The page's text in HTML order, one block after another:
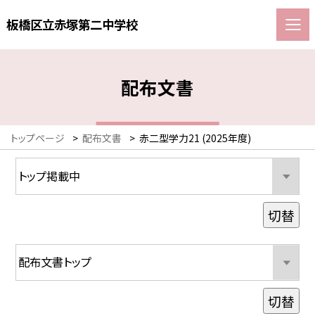
板橋区立赤塚第二中学校
配布文書
トップページ > 配布文書 > 赤二型学力21 (2025年度)
切替
切替